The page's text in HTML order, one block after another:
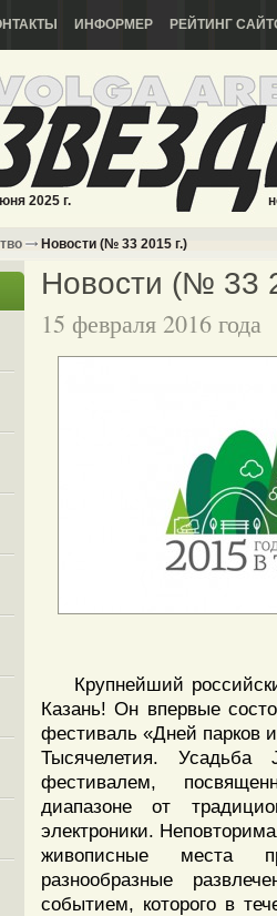
ИНФОРМЕР РЕЙТИНГ
2025 г.
Новости (№ 33 2015 г.)
Новости (№ 33
15 февраля 2016 года
Крупнейший
Казань! Он впервые
фестиваль «Дней парков
Тысячелетия. Усадьба
фестивалем,
диапазоне от
электроники.
живописные места
разнообразные
событием, которого в